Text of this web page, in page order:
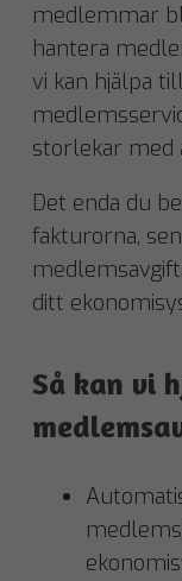
medlemmar
hantera
vi kan hjälpa
storlekar med
Det enda du
fakturorna,
ditt
Så kan vi